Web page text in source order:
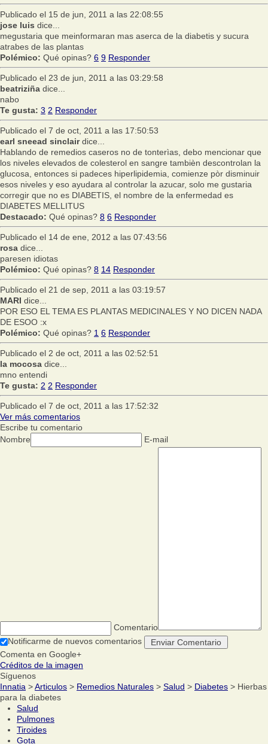
Publicado el 15 de jun, 2011 a las 22:08:55
jose luis dice...
megustaria que meinformaran mas aserca de la diabetis y sucura
atrabes de las plantas
Polémico: Qué opinas? 6 9 Responder
Publicado el 23 de jun, 2011 a las 03:29:58
beatriziña dice...
nabo
Te gusta: 3 2 Responder
Publicado el 7 de oct, 2011 a las 17:50:53
earl sneead sinclairdice...
Hablando de remedios caseros no de tonterìas, debo mencionar que
los niveles elevados de colesterol en sangre tambièn descontrolan la
glucosa, entonces si padeces hiperlipidemia, comienze pòr disminuir
esos niveles y eso ayudara al controlar la azucar, solo me gustaria
corregir que no es DIABETIS, el nombre de la enfermedad es
DIABETES MELLITUS
Destacado: Qué opinas? 8 6 Responder
Publicado el 14 de ene, 2012 a las 07:43:56
rosa dice...
paresen idiotas
Polémico: Qué opinas? 8 14 Responder
Publicado el 21 de sep, 2011 a las 03:19:57
MARI dice...
POR ESO EL TEMA ES PLANTAS MEDICINALES Y NO DICEN NADA
DE ESOO :x
Polémico: Qué opinas? 1 6 Responder
Publicado el 2 de oct, 2011 a las 02:52:51
la mocosa dice...
mno entendi
Te gusta: 2 2 Responder
Publicado el 7 de oct, 2011 a las 17:52:32
Ver más comentarios
Escribe tu comentario
Nombre
E-mail
Comentario
Notificarme de nuevos comentarios
Comenta en Google+
Créditos de la imagen
Síguenos
Innatia >Articulos > Remedios Naturales > Salud > Diabetes > Hierbas
para la diabetes
Salud
Pulmones
Tiroides
Gota